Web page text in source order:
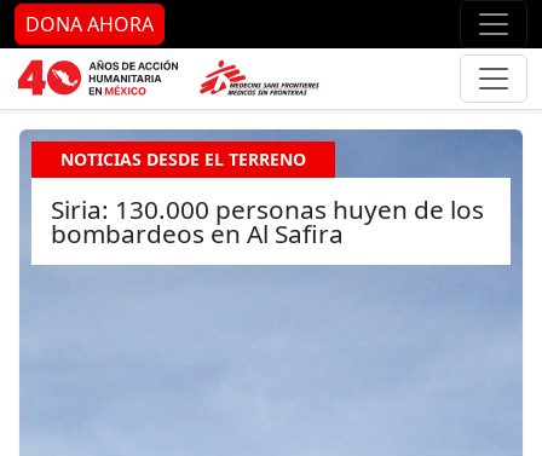
Ir al contenido principal Ir
DONA AHORA
NOTICIAS DESDE EL TERRENO
Siria: 130.000 personas huyen de los
bombardeos en Al Safira